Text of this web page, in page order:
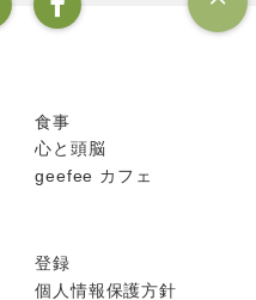
食事
心と頭脳
geefee カフェ
登録
個人情報保護方針